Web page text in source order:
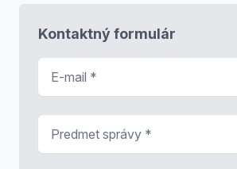
Kontaktný formulár